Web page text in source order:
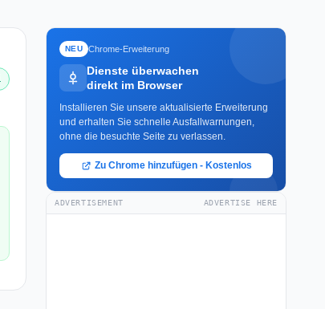
NEU Chrome-Erweiterung
Dienste überwachen
direkt im Browser
Installieren Sie unsere aktualisierte Erweiterung
und erhalten Sie schnelle Ausfallwarnungen,
ohne die besuchte Seite zu verlassen.
Zu Chrome hinzufügen - Kostenlos
ADVERTISEMENT ADVERTISE HERE